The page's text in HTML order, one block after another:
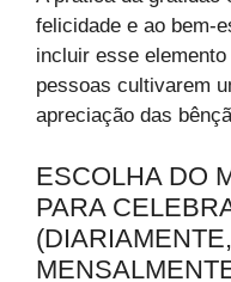
felicidade e ao bem-
incluir esse
pessoas cultivarem
apreciação das
ESCOLHA DO
PARA